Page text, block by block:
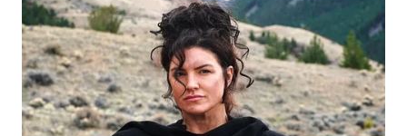
WN
SUMEDANG
WN
CIANJUR